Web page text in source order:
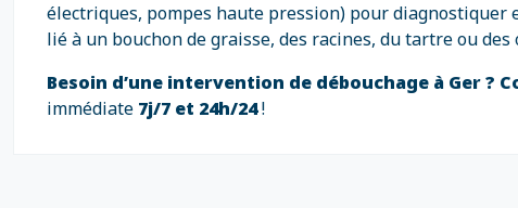
électriques, pompes haute pression) pour
lié à un bouchon de graisse, des racines, du tartre ou
Besoin d’une intervention de débouchage à Ger ?
immédiate 7j/7 et 24h/24!